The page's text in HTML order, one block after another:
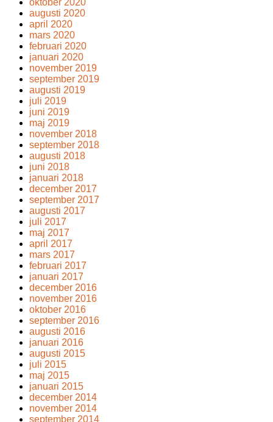
augusti 2020
april 2020
mars 2020
februari 2020
januari 2020
november 2019
september 2019
augusti 2019
juli 2019
juni 2019
maj 2019
november 2018
september 2018
augusti 2018
juni 2018
januari 2018
december 2017
september 2017
augusti 2017
juli 2017
maj 2017
april 2017
mars 2017
februari 2017
januari 2017
december 2016
november 2016
oktober 2016
september 2016
augusti 2016
januari 2016
augusti 2015
juli 2015
maj 2015
januari 2015
december 2014
november 2014
september 2014